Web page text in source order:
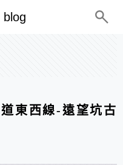
blog
東西線-遠望坑古